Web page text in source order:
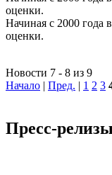
оценки.
Начиная с 2000 года
оценки.
Новости 7 - 8 из 9
Начало | Пред. | 1 2 3
Пресс-релизы